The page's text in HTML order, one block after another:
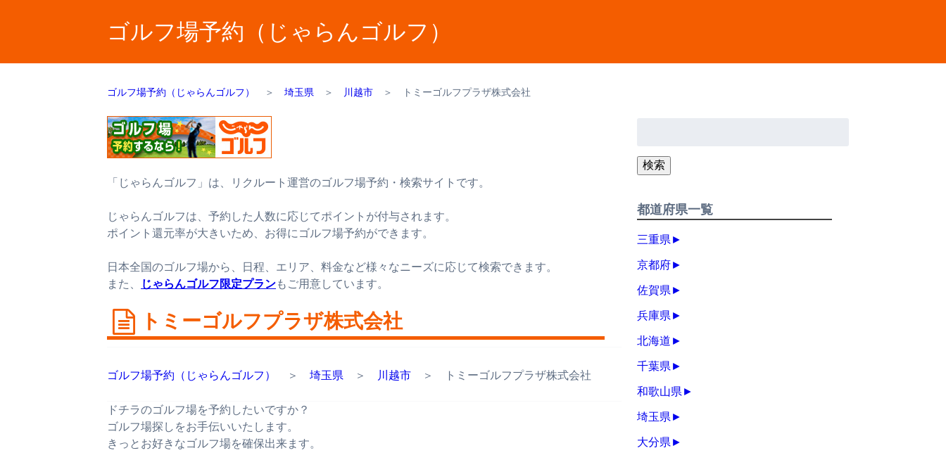
ゴルフ場予約（じゃらんゴルフ）
ゴルフ場予約（じゃらんゴルフ） ＞ 埼玉県 ＞ 川越市 ＞ トミーゴルフプラザ株式会社
「じゃらんゴルフ」は、リクルート運営のゴルフ場予約・検索サイトです。
じゃらんゴルフは、予約した人数に応じてポイントが付与されます。
ポイント還元率が大きいため、お得にゴルフ場予約ができます。
日本全国のゴルフ場から、日程、エリア、料金など様々なニーズに応じて検索できます。
また、
じゃらんゴルフ限定プランもご用意しています。
トミーゴルフプラザ株式会社
ゴルフ場予約（じゃらんゴルフ） ＞ 埼玉県 ＞ 川越市 ＞ トミーゴルフプラザ株式会社
ドチラのゴルフ場を予約したいですか？
ゴルフ場探しをお手伝いいたします。
きっとお好きなゴルフ場を確保出来ます。
検索
都道府県一覧
三重県 ►
京都府►
佐賀県 ►
兵庫県 ►
北海道 ►
千葉県 ►
和歌山県 ►
埼玉県 ►
大分県 ►